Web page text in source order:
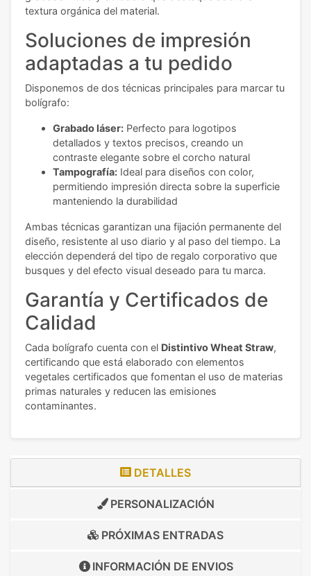
textura orgánica del material.
Soluciones de impresión
adaptadas a tu pedido
Disponemos de dos técnicas principales para marcar tu
bolígrafo:
Grabado láser: Perfecto para logotipos
detallados y textos precisos, creando un
contraste elegante sobre el corcho natural
Tampografía: Ideal para diseños con color,
permitiendo impresión directa sobre la superficie
manteniendo la durabilidad
Ambas técnicas garantizan una fijación permanente del
diseño, resistente al uso diario y al paso del tiempo. La
elección dependerá del tipo de regalo corporativo que
busques y del efecto visual deseado para tu marca.
Garantía y Certificados de
Calidad
Cada bolígrafo cuenta con el Distintivo Wheat Straw,
certificando que está elaborado con elementos
vegetales certificados que fomentan el uso de materias
primas naturales y reducen las emisiones
contaminantes.
DETALLES
PERSONALIZACIÓN
PRÓXIMAS ENTRADAS
INFORMACIÓN DE ENVIOS